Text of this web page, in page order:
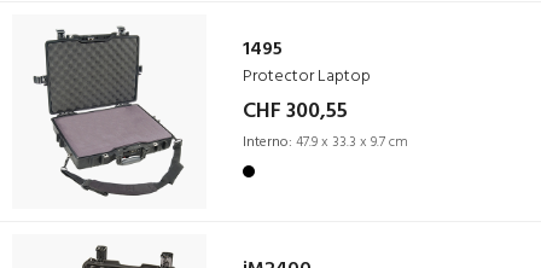
1495
Protector Laptop
CHF 300,55
Interno: 47.9 x 33.3 x 9.7 cm